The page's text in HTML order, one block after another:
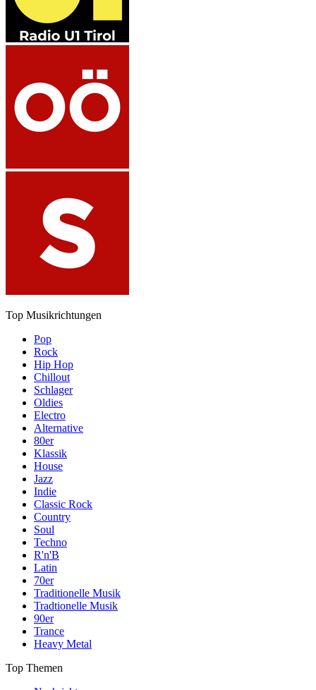
Top Musikrichtungen
Pop
Rock
Hip Hop
Chillout
Schlager
Oldies
Electro
Alternative
80er
Klassik
House
Jazz
Indie
Classic Rock
Country
Soul
Techno
R'n'B
Latin
70er
Traditionelle Musik
Tradtionelle Musik
90er
Trance
Heavy Metal
Top Themen